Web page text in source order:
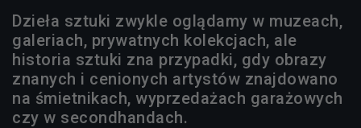
Dzieła sztuki zwykle oglądamy w muzeach,
galeriach, prywatnych kolekcjach, ale
historia sztuki zna przypadki, gdy obrazy
znanych i cenionych artystów znajdowano
na śmietnikach, wyprzedażach garażowych
czy w secondhandach.